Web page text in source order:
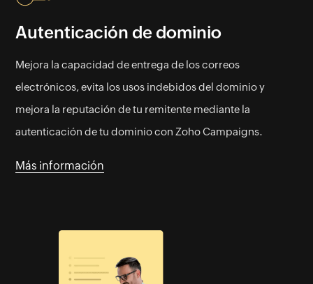
Autenticación de dominio
Mejora la capacidad de entrega de los correos
electrónicos, evita los usos indebidos del dominio y
mejora la reputación de tu remitente mediante la
autenticación de tu dominio con Zoho Campaigns.
Más información